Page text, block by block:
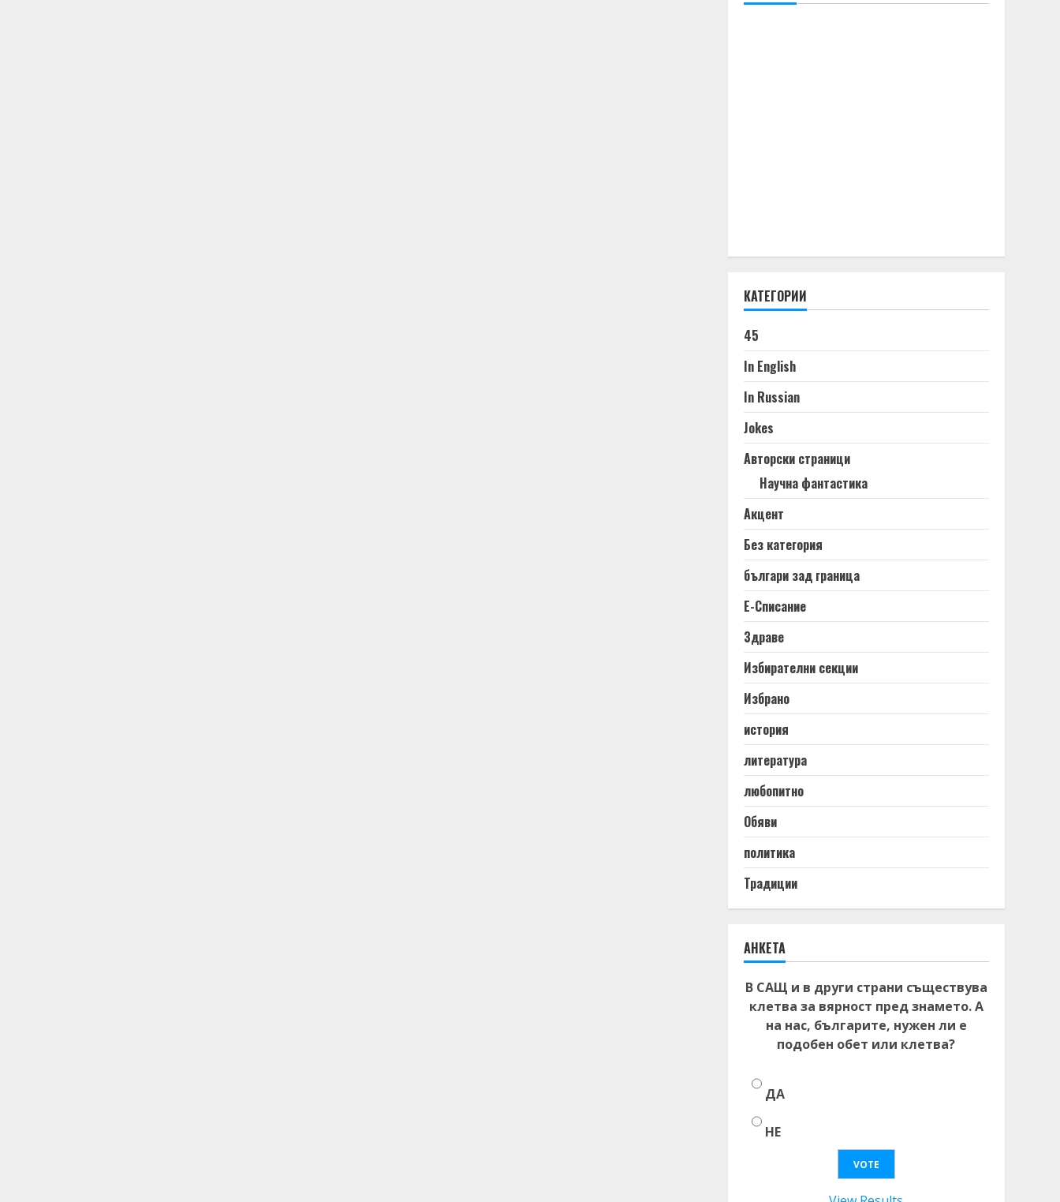
КАТЕГОРИИ
45
In English
In Russian
Jokes
Авторски страници
Научна фантастика
Акцент
Без категория
българи зад граница
Е-Списание
Здраве
Избирателни секции
Избрано
история
литература
любопитно
Обяви
политика
Традиции
АНКЕТА
В САЩ и в други страни съществува
клетва за вярност пред знамето. А
на нас, българите, нужен ли е
подобен обет или клетва?
ДА
НЕ